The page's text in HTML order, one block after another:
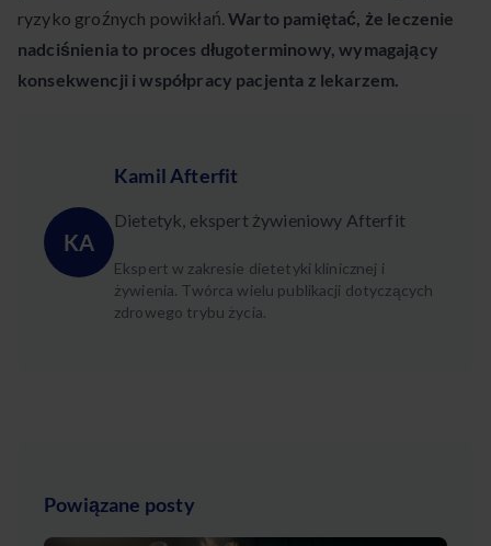
ryzyko groźnych powikłań.Warto pamiętać, że leczenie
nadciśnienia to proces długoterminowy, wymagający
konsekwencji i współpracy pacjenta z lekarzem.
KA
Kamil Afterfit
Dietetyk, ekspert żywieniowy Afterfit
Ekspert w zakresie dietetyki klinicznej i
żywienia. Twórca wielu publikacji dotyczących
zdrowego trybu życia.
Powiązane posty